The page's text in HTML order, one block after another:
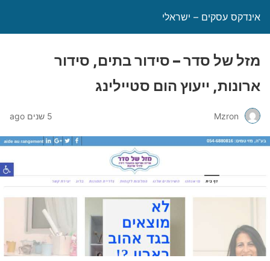
אינדקס עסקים – ישראלי
מזל של סדר – סידור בתים, סידור
ארונות, ייעוץ הום סטיילינג
Mzron 5 שנים ago